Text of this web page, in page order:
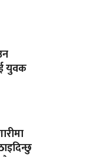
युवक